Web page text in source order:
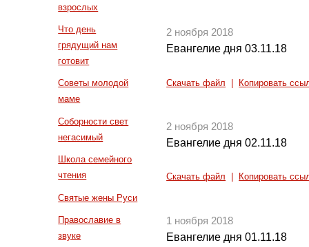
взрослых
Что день
грядущий нам
готовит
Советы молодой
маме
Соборности свет
негасимый
Школа семейного
чтения
Святые жены Руси
Православие в
звуке
2 ноября 2018
Евангелие дня 03.11.18
Скачать файл Копировать
2 ноября 2018
Евангелие дня 02.11.18
Скачать файл Копировать
1 ноября 2018
Евангелие дня 01.11.18